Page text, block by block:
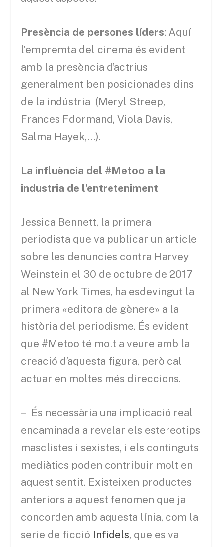
Presència de persones líders: Aquí
l’empremta del cinema és evident
amb la presència d’actrius
generalment ben posicionades dins
de la indústria (Meryl Streep,
Frances Fdormand, Viola Davis,
Salma Hayek,…).
La influència del #Metoo a la
industria de l’entreteniment
Jessica Bennett, la primera
periodista que va publicar un article
sobre les denuncies contra Harvey
Weinstein el 30 de octubre de 2017
al New York Times, ha esdevingut la
primera «editora de gènere» a la
història del periodisme. És evident
que #Metoo té molt a veure amb la
creació d’aquesta figura, però cal
actuar en moltes més direccions.
– És necessària una implicació real
encaminada a revelar els estereotips
masclistes i sexistes, i els continguts
mediàtics poden contribuir molt en
aquest sentit. Existeixen productes
anteriors a aquest fenomen que ja
concorden amb aquesta línia, com la
serie de ficció Infidels, que es va